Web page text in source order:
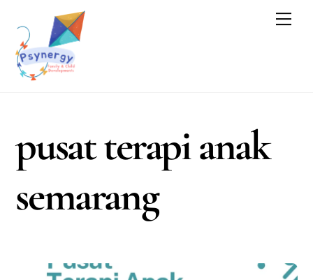
content
pusat terapi anak
semarang